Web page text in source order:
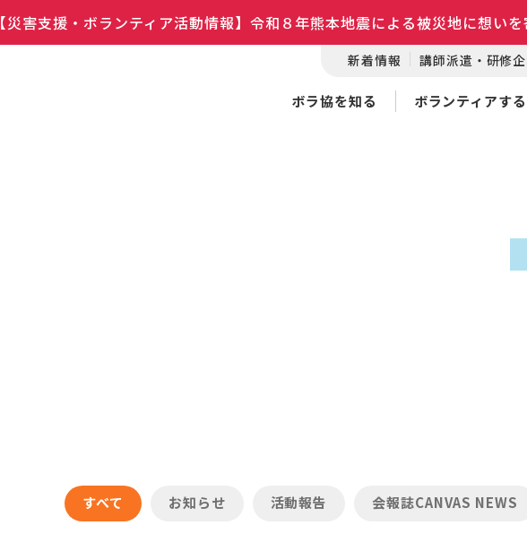
【災害支援・ボランティア活動情報】令和８年熊本地震による被災地に想い
新着情報 講師派遣・研修
ボラ協を知る ボランティアす
すべて お知らせ 活動報告 会報誌CANVAS NEWS